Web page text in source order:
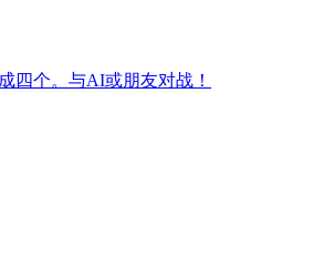
四个。与AI或朋友对战！